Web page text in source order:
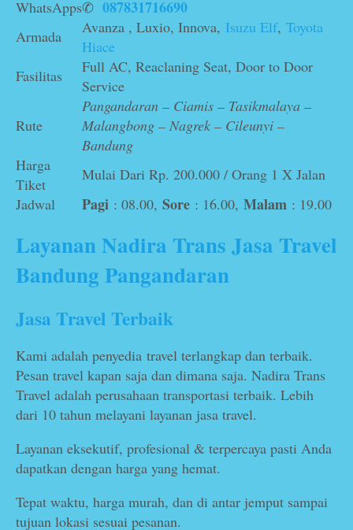
WhatsApps✆ 087831716690
Armada Avanza , Luxio, Innova, Isuzu Elf, Toyota
Hiace
Fasilitas
Full AC, Reaclaning Seat, Door to Door
Service
Rute
Pangandaran – Ciamis – Tasikmalaya –
Malangbong – Nagrek – Cileunyi –
Bandung
Harga
Tiket
Mulai Dari Rp. 200.000 / Orang 1 X Jalan
Jadwal
Pagi : 08.00, Sore : 16.00, Malam : 19.00
Layanan Nadira Trans Jasa Travel
Bandung Pangandaran
Jasa Travel Terbaik
Kami adalah penyedia travel terlangkap dan terbaik.
Pesan travel kapan saja dan dimana saja. Nadira Trans
Travel adalah perusahaan transportasi terbaik. Lebih
dari 10 tahun melayani layanan jasa travel.
Layanan eksekutif, profesional & terpercaya pasti Anda
dapatkan dengan harga yang hemat.
Tepat waktu, harga murah, dan di antar jemput sampai
tujuan lokasi sesuai pesanan.